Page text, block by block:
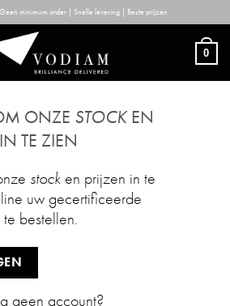
minimum order | Snelle levering | Beste prijzen
0
ONZE STOCKEN
TE ZIEN
stock en prijzen in te
uw gecertificeerde
bestellen.
geen account?